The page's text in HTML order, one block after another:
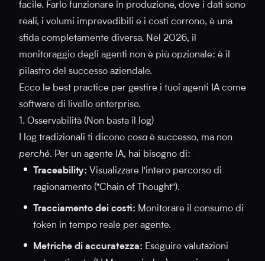
facile. Farlo funzionare in produzione, dove i dati sono
reali, i volumi imprevedibili e i costi corrono, è una
sfida completamente diversa. Nel 2026, il
monitoraggio degli agenti non è più opzionale: è il
pilastro del successo aziendale.
Ecco le best practice per gestire i tuoi agenti IA come
software di livello enterprise.
1. Osservabilità (Non basta il log)
I log tradizionali ti dicono cosaè successo, ma non
perché. Per un agente IA, hai bisogno di:
Traceability: Visualizzare l'intero percorso di
ragionamento ("Chain of Thought").
Tracciamento dei costi: Monitorare il consumo di
token in tempo reale per agente.
Metriche di accuratezza: Eseguire valutazioni